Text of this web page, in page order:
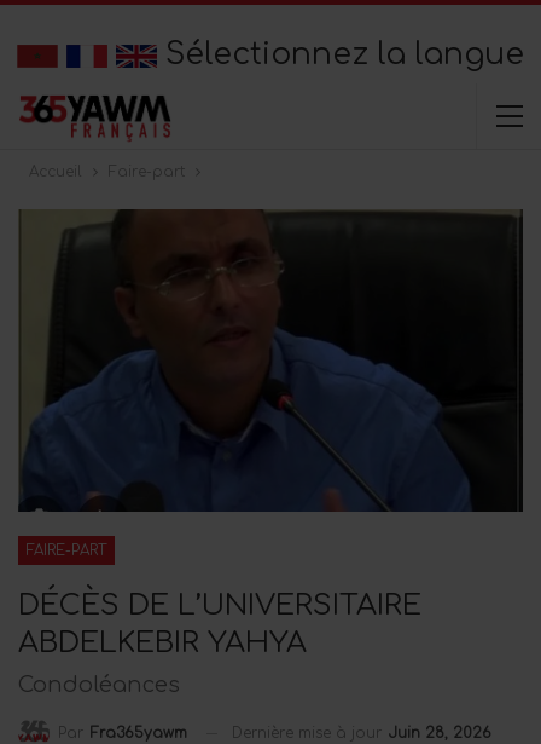
Sélectionnez la langue
Accueil Faire-part
FAIRE-PART
DÉCÈS DE L’UNIVERSITAIRE
ABDELKEBIR YAHYA
Condoléances
Par Fra365yawm Dernière mise à jour Juin 28, 2026